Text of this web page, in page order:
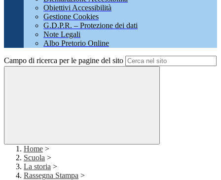
Obiettivi Accessibilità
Gestione Cookies
G.D.P.R. – Protezione dei dati
Note Legali
Albo Pretorio Online
Campo di ricerca per le pagine del sito
Home >
Scuola >
La storia >
Rassegna Stampa >